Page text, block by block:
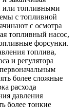
или топливными
с топливной
с осмотра
топливный насос,
форсунки.
топлива,
и регулятора
более сложные
расхода
давления
более тонкие